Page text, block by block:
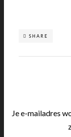
SHARE
Je e-mailadres